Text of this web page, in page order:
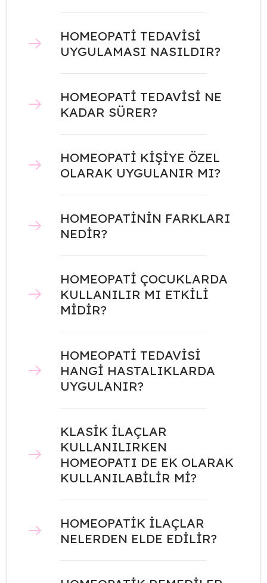
HOMEOPATİ TEDAVİSİ
UYGULAMASI NASILDIR?
HOMEOPATİ TEDAVİSİ NE
KADAR SÜRER?
HOMEOPATİ KİŞİYE ÖZEL
OLARAK UYGULANIR MI?
HOMEOPATİNİN FARKLARI
NEDİR?
HOMEOPATİ ÇOCUKLARDA
KULLANILIR MI ETKİLİ
MİDİR?
HOMEOPATİ TEDAVİSİ
HANGİ HASTALIKLARDA
UYGULANIR?
KLASİK İLAÇLAR
KULLANILIRKEN
HOMEOPATI DE EK OLARAK
KULLANILABİLİR Mİ?
HOMEOPATİK İLAÇLAR
NELERDEN ELDE EDİLİR?